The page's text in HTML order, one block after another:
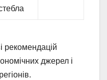
рекомендацій
джерел і